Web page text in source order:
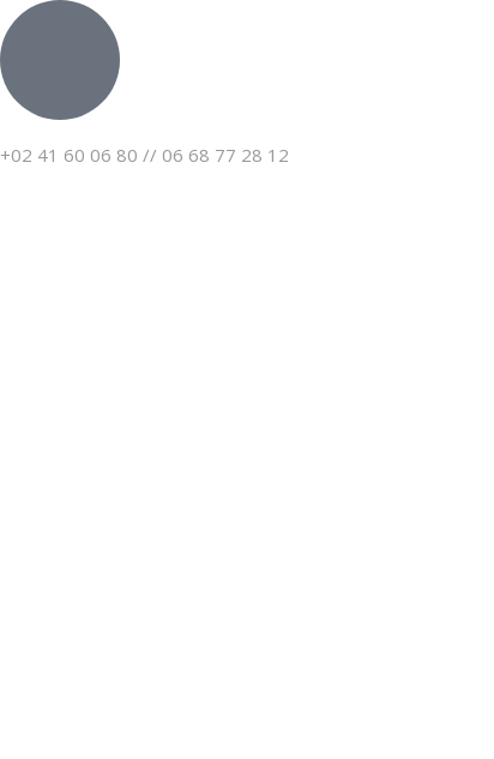
+02 41 60 06 80 // 06 68 77 28 12